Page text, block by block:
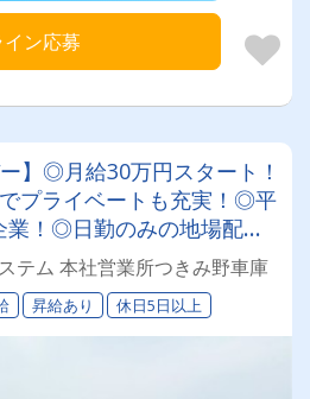
ン応募
】◎月給30万円スタート！
プライベートも充実！◎平
業！◎日勤のみの地場配
！ ★シニア・未経験者も
テム 本社営業所つきみ野車庫
昇給あり 休日5日以上